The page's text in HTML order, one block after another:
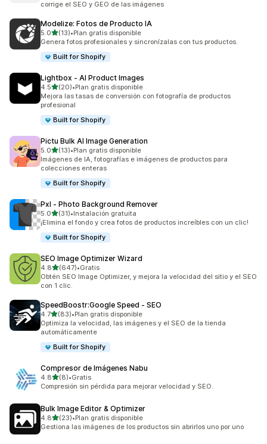
corrige el SEO y GEO de las imágenes
Modelize: Fotos de Producto IA
5.0de 5 estrellas
(13)
13 reseñas en total
•Plan gratis disponible
Genera fotos profesionales y sincronízalas con tus productos.
Built for Shopify
Lightbox ‑ AI Product Images
4.5de 5 estrellas
(20)
20 reseñas en total
•Plan gratis disponible
Mejora las tasas de conversión con fotografía de productos
profesional
Built for Shopify
Pictu Bulk AI Image Generation
5.0de 5 estrellas
(13)
13 reseñas en total
•Plan gratis disponible
Imágenes de IA, fotografías e imágenes de productos para
colecciones enteras
Built for Shopify
Pxl ‑ Photo Background Remover
5.0de 5 estrellas
(31)
31 reseñas en total
•Instalación gratuita
¡Elimina el fondo y crea fotos de productos increíbles con un clic!
Built for Shopify
SEO Image Optimizer Wizard
4.8de 5 estrellas
(647)
647 reseñas en total
•Gratis
Obtén SEO Image Optimizer, y mejora la velocidad del sitio y el SEO
con 1 clic.
SpeedBoostr:Google Speed ‑ SEO
4.7de 5 estrellas
(83)
83 reseñas en total
•Plan gratis disponible
Optimiza la velocidad, las imágenes y el SEO de la tienda
automáticamente
Built for Shopify
Compresor de Imágenes Nabu
4.8de 5 estrellas
(8)
8 reseñas en total
•Gratis
Compresión sin pérdida para mejorar velocidad y SEO.
Bulk Image Editor & Optimizer
4.8de 5 estrellas
(23)
23 reseñas en total
•Plan gratis disponible
Gestiona las imágenes de los productos sin abrirlos uno por uno